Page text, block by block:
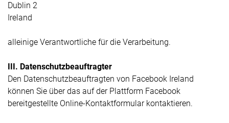
Dublin 2
Ireland
alleinige Verantwortliche für die Verarbeitung.
III. Datenschutzbeauftragter
Den Datenschutzbeauftragten von Facebook Ireland
können Sie über das auf der Plattform Facebook
bereitgestellte Online-Kontaktformular kontaktieren.